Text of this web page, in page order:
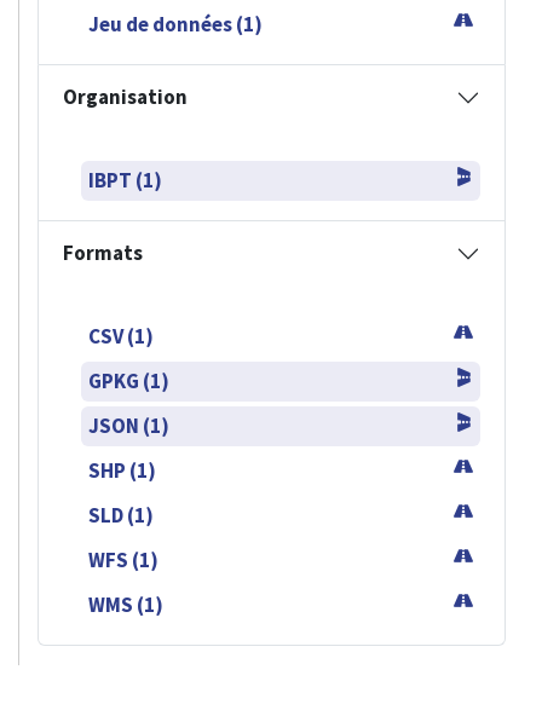
Jeu de données (1)
Organisation
IBPT (1)
Formats
CSV (1)
GPKG (1)
JSON (1)
SHP (1)
SLD (1)
WFS (1)
WMS (1)